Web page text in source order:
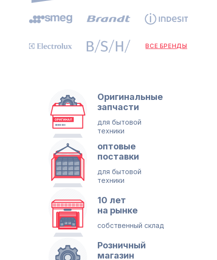
ВСЕ БРЕНДЫ
Оригинальные
запчасти
для бытовой
техники
оптовые
поставки
для бытовой
техники
10 лет
на рынке
собственный склад
Розничный
магазин